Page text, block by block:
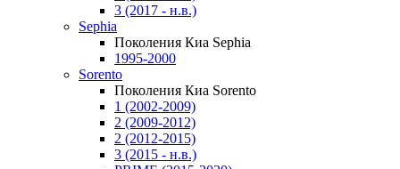
3 (2017 - н.в.)
Sephia
Поколения Киа Sephia
1995-2000
Sorento
Поколения Киа Sorento
1 (2002-2009)
2 (2009-2012)
2 (2012-2015)
3 (2015 - н.в.)